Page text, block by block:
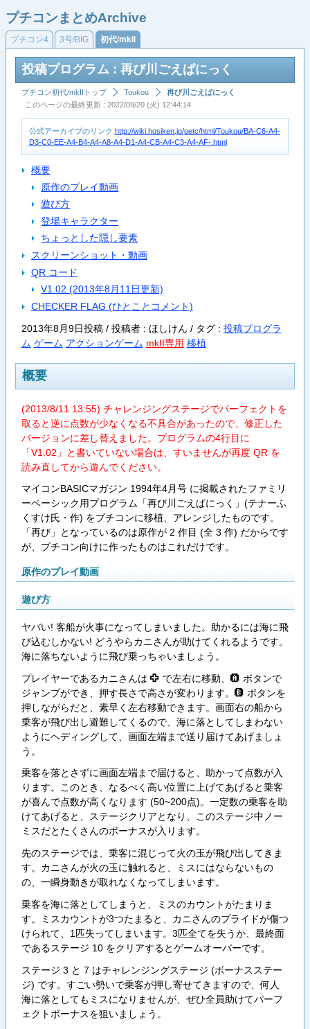
プチコンまとめArchive
プチコン4 3号/BIG 初代/mkII
投稿プログラム : 再び川ごえぱにっく
プチコン初代/mkIIトップ Toukou
再び川ごえぱにっく
このページの最終更新 : 2022/09/20 (火) 12:44:14
公式アーカイブのリンク:http://wiki.hosiken.jp/petc/html/Toukou/BA-C6-A4-
D3-C0-EE-A4-B4-A4-A8-A4-D1-A4-CB-A4-C3-A4-AF-.html
概要
原作のプレイ動画
遊び方
登場キャラクター
ちょっとした隠し要素
スクリーンショット・動画
QR コード
V1.02 (2013年8月11日更新)
CHECKER FLAG (ひとことコメント)
2013年8月9日投稿 / 投稿者 : ほしけん / タグ : 投稿プログラ
ム ゲーム アクションゲーム mkII専用 移植
概要
(2013/8/11 13:55) チャレンジングステージでパーフェクトを
取ると逆に点数が少なくなる不具合があったので、修正した
バージョンに差し替えました。プログラムの4行目に
「V1.02」と書いていない場合は、すいませんが再度 QR を
読み直してから遊んでください。
マイコンBASICマガジン 1994年4月号 に掲載されたファミリ
ーベーシック用プログラム「再び川ごえぱにっく」(テナーふ
くすけ氏・作) をプチコンに移植、アレンジしたものです。
「再び」となっているのは原作が 2 作目 (全 3 作) だからです
が、プチコン向けに作ったものはこれだけです。
原作のプレイ動画
遊び方
ヤバい! 客船が火事になってしまいました。助かるには海に飛
び込むしかない! どうやらカニさんが助けてくれるようです。
海に落ちないように飛び乗っちゃいましょう。
プレイヤーであるカニさんは П で左右に移動、 А ボタンで
ジャンプができ、押す長さで高さが変わります。
Б ボタンを
押しながらだと、素早く左右移動できます。画面右の船から
乗客が飛び出し避難してくるので、海に落としてしまわない
ようにヘディングして、画面左端まで送り届けてあげましょ
う。
乗客を落とさずに画面左端まで届けると、助かって点数が入
ります。このとき、なるべく高い位置に上げてあげると乗客
が喜んで点数が高くなります (50~200点)。一定数の乗客を助
けてあげると、ステージクリアとなり、このステージ中ノー
ミスだとたくさんのボーナスが入ります。
先のステージでは、乗客に混じって火の玉が飛び出してきま
す。カニさんが火の玉に触れると、ミスにはならないもの
の、一瞬身動きが取れなくなってしまいます。
乗客を海に落としてしまうと、ミスのカウントがたまりま
す。ミスカウントが3つたまると、カニさんのプライドが傷つ
けられて、1匹失ってしまいます。3匹全てを失うか、最終面
であるステージ 10 をクリアするとゲームオーバーです。
ステージ 3 と 7 はチャレンジングステージ (ボーナスステー
ジ) です。すごい勢いで乗客が押し寄せてきますので、何人
海に落としてもミスになりませんが、ぜひ全員助けてパーフ
ェクトボーナスを狙いましょう。